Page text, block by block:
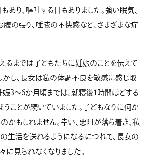
あり、嘔吐する日もありました。強い眠気、
腹の張り、唾液の不快感など、さまざまな症
るまでは子どもたちに妊娠のことを伝えて
かし、長女は私の体調不良を敏感に感じ取
娠3〜6か月頃までは、就寝後1時間ほどする
うことが続いていました。子どもなりに何か
かもしれません。幸い、悪阻が落ち着き、私
生活を送れるようになるにつれて、長女の
に見られなくなりました。